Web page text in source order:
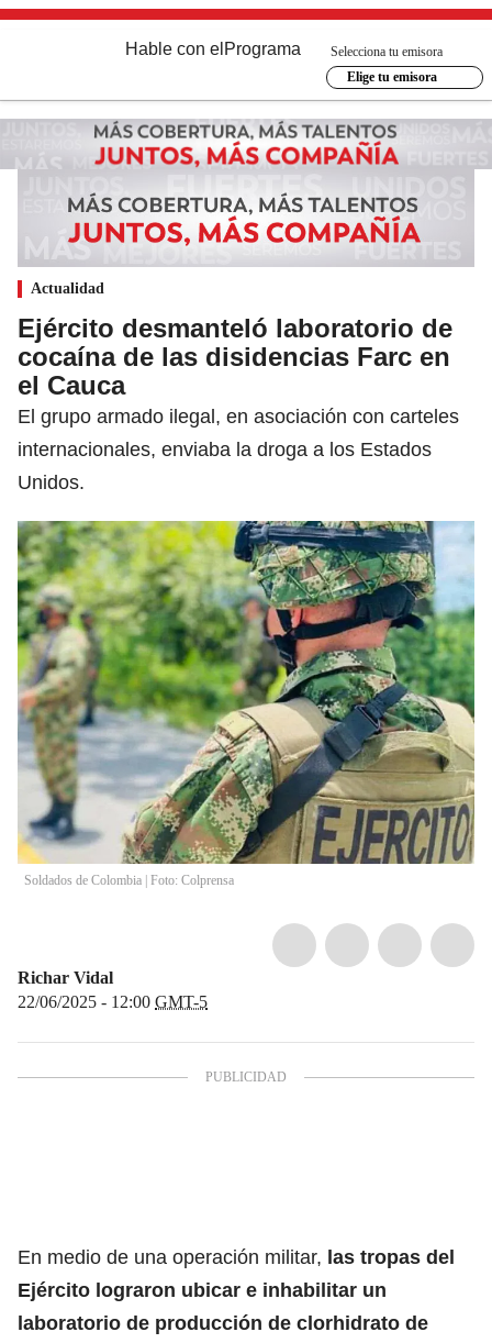
Hable con el Programa
Selecciona tu emisora
Elige tu emisora
Actualidad
Ejército desmanteló laboratorio de
cocaína de las disidencias Farc en
el Cauca
El grupo armado ilegal, en asociación con carteles
internacionales, enviaba la droga a los Estados
Unidos.
Soldados de Colombia | Foto: Colprensa
Richar Vidal
22/06/2025 - 12:00 GMT-5
En medio de una operación militar, las tropas del
Ejército lograron ubicar e inhabilitar un
laboratorio de producción de clorhidrato de